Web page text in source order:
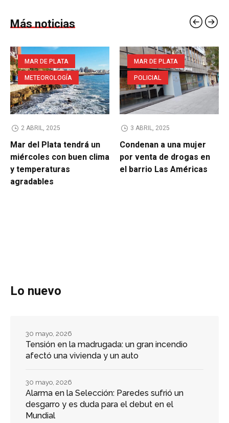
Más noticias
MAR DE PLATA
METEOROLOGÍA
2 ABRIL, 2025
Mar del Plata tendrá un
miércoles con buen clima
y temperaturas
agradables
MAR DE PLATA
POLICIAL
3 ABRIL, 2025
Condenan a una mujer
por venta de drogas en
el barrio Las Américas
Lo nuevo
Tensión en la madrugada: un gran incendio
afectó una vivienda y un auto
30 mayo, 2026
Alarma en la Selección: Paredes sufrió un
desgarro y es duda para el debut en el
Mundial
30 mayo, 2026